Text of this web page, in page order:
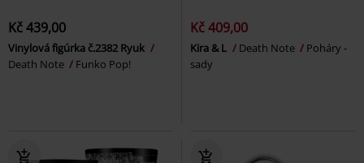
Kč 439,00
Vinylová figúrka č.2382 Ryuk
Death Note
Funko Pop!
Kč 409,00
Kira & L Death Note
Poháry -
sady